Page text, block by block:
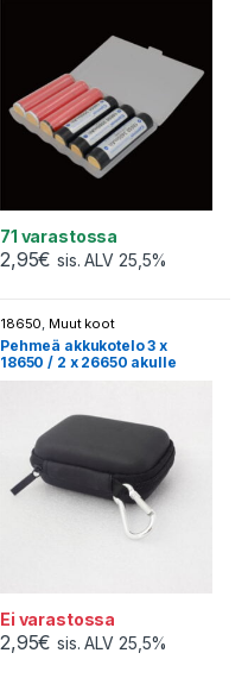
71 varastossa
2,95€ sis. ALV 25,5%
18650, Muut koot
Pehmeä akkukotelo 3 x
18650 / 2 x 26650 akulle
Ei varastossa
2,95€ sis. ALV 25,5%